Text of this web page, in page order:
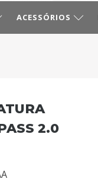
ACESSÓRIOS
2.0